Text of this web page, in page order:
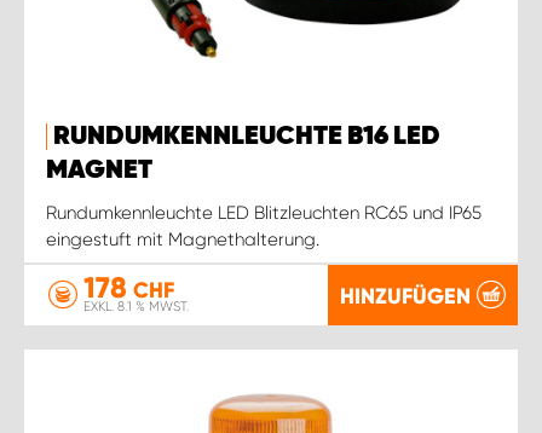
RUNDUMKENNLEUCHTE B16 LED
MAGNET
Rundumkennleuchte LED Blitzleuchten RC65 und IP65
eingestuft mit Magnethalterung.
178 CHF
EXKL. 8.1 % MWST. HINZUFÜGEN